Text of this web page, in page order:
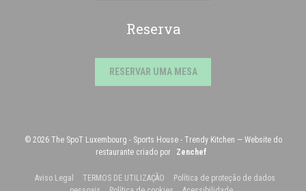
Reserva
RESERVAR UMA MESA
© 2026 The SpoT Luxembourg - Sports House - Trendy Kitchen — Website do
restaurante criado por
Zenchef
Aviso Legal ((abre numa nova janela))
TERMOS DE UTILIZAÇÃO((abre numa nova janela))
Política de proteção de dados